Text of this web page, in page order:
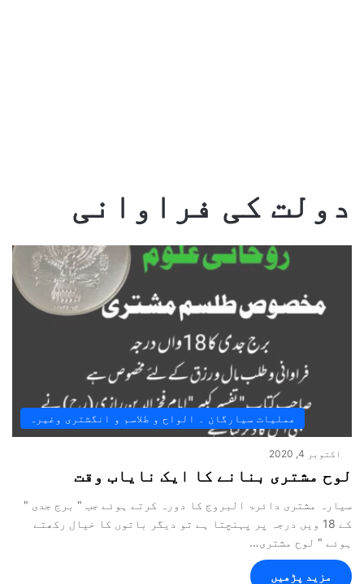
دولت کی فراوانی
عملیات سیارگان ۔ الواح و طلاسم و انگشتری وغیرہ
اکتوبر 4, 2020
لوح مشتری بنانے کا ایک نایاب وقت
سیارہ مشتری دائرۃ البروج کا دورہ کرتے ہوئے جب " برج جدی "
کے 18 ویں درجہ پر پہنچتا ہے تو دیگر باتوں کا خیال رکھتے
ہوئے " لوح مشتری…
مزید پڑھیں